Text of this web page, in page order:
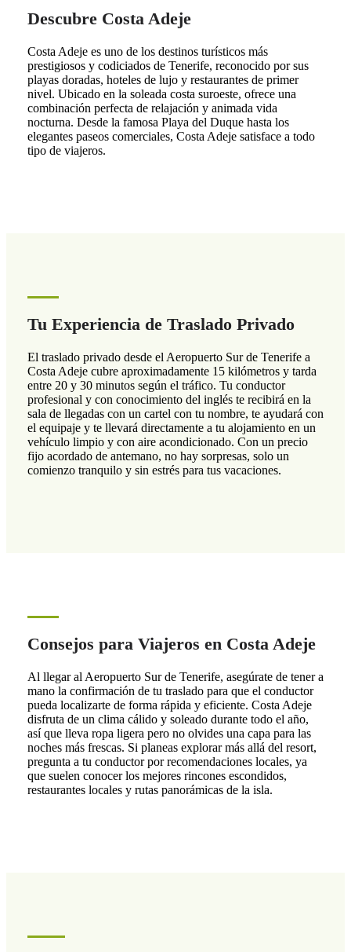
Descubre Costa Adeje
Costa Adeje es uno de los destinos turísticos más
prestigiosos y codiciados de Tenerife, reconocido por sus
playas doradas, hoteles de lujo y restaurantes de primer
nivel. Ubicado en la soleada costa suroeste, ofrece una
combinación perfecta de relajación y animada vida
nocturna. Desde la famosa Playa del Duque hasta los
elegantes paseos comerciales, Costa Adeje satisface a todo
tipo de viajeros.
Tu Experiencia de Traslado Privado
El traslado privado desde el Aeropuerto Sur de Tenerife a
Costa Adeje cubre aproximadamente 15 kilómetros y tarda
entre 20 y 30 minutos según el tráfico. Tu conductor
profesional y con conocimiento del inglés te recibirá en la
sala de llegadas con un cartel con tu nombre, te ayudará con
el equipaje y te llevará directamente a tu alojamiento en un
vehículo limpio y con aire acondicionado. Con un precio
fijo acordado de antemano, no hay sorpresas, solo un
comienzo tranquilo y sin estrés para tus vacaciones.
Consejos para Viajeros en Costa Adeje
Al llegar al Aeropuerto Sur de Tenerife, asegúrate de tener a
mano la confirmación de tu traslado para que el conductor
pueda localizarte de forma rápida y eficiente. Costa Adeje
disfruta de un clima cálido y soleado durante todo el año,
así que lleva ropa ligera pero no olvides una capa para las
noches más frescas. Si planeas explorar más allá del resort,
pregunta a tu conductor por recomendaciones locales, ya
que suelen conocer los mejores rincones escondidos,
restaurantes locales y rutas panorámicas de la isla.